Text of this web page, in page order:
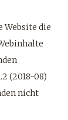
die
(2018-08)
nicht